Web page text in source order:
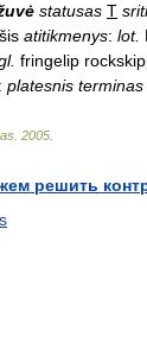
statusas T
atitikmenys: lot.
fringelip
platesnis terminas
2005
решить